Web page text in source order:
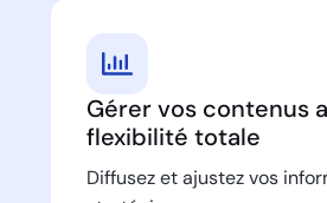
Gérer vos contenus
flexibilité totale
Diffusez et ajustez vos